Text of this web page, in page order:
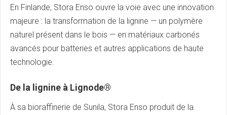
En Finlande, Stora Enso ouvre la voie avec une innovation
majeure : la transformation de la lignine — un polymère
naturel présent dans le bois — en matériaux carbonés
avancés pour batteries et autres applications de haute
technologie.
De la lignine à Lignode®
À sa bioraffinerie de Sunila, Stora Enso produit de la